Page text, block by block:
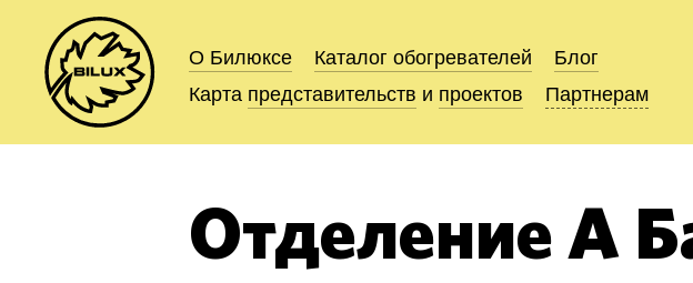
О Билюксе Каталог обогревателей
Блог
Карта представительств и проектов Партнерам
О Билюксе Каталог обогревателей
Блог
Карта представительств и проектов Партнерам
Отделение А